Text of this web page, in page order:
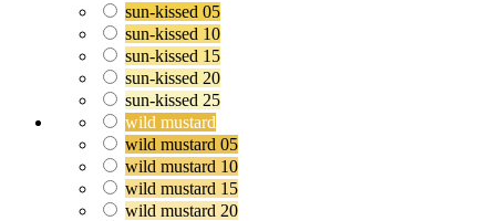
sun-kissed 05
sun-kissed 10
sun-kissed 15
sun-kissed 20
sun-kissed 25
wild mustard
wild mustard 05
wild mustard 10
wild mustard 15
wild mustard 20